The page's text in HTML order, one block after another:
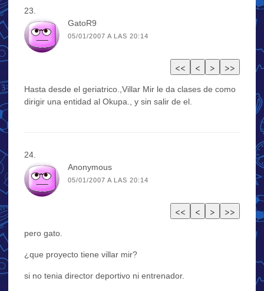
GatoR9
05/01/2007 A LAS 20:14
Hasta desde el geriatrico.,Villar Mir le da clases de como
dirigir una entidad al Okupa., y sin salir de el.
Anonymous
05/01/2007 A LAS 20:14
pero gato.
¿que proyecto tiene villar mir?
si no tenia director deportivo ni entrenador.